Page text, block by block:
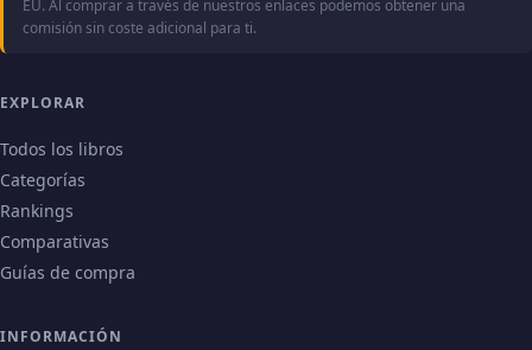
EU. Al comprar a través de nuestros enlaces podemos obtener una
comisión sin coste adicional para ti.
EXPLORAR
Todos los libros
Categorías
Rankings
Comparativas
Guías de compra
INFORMACIÓN